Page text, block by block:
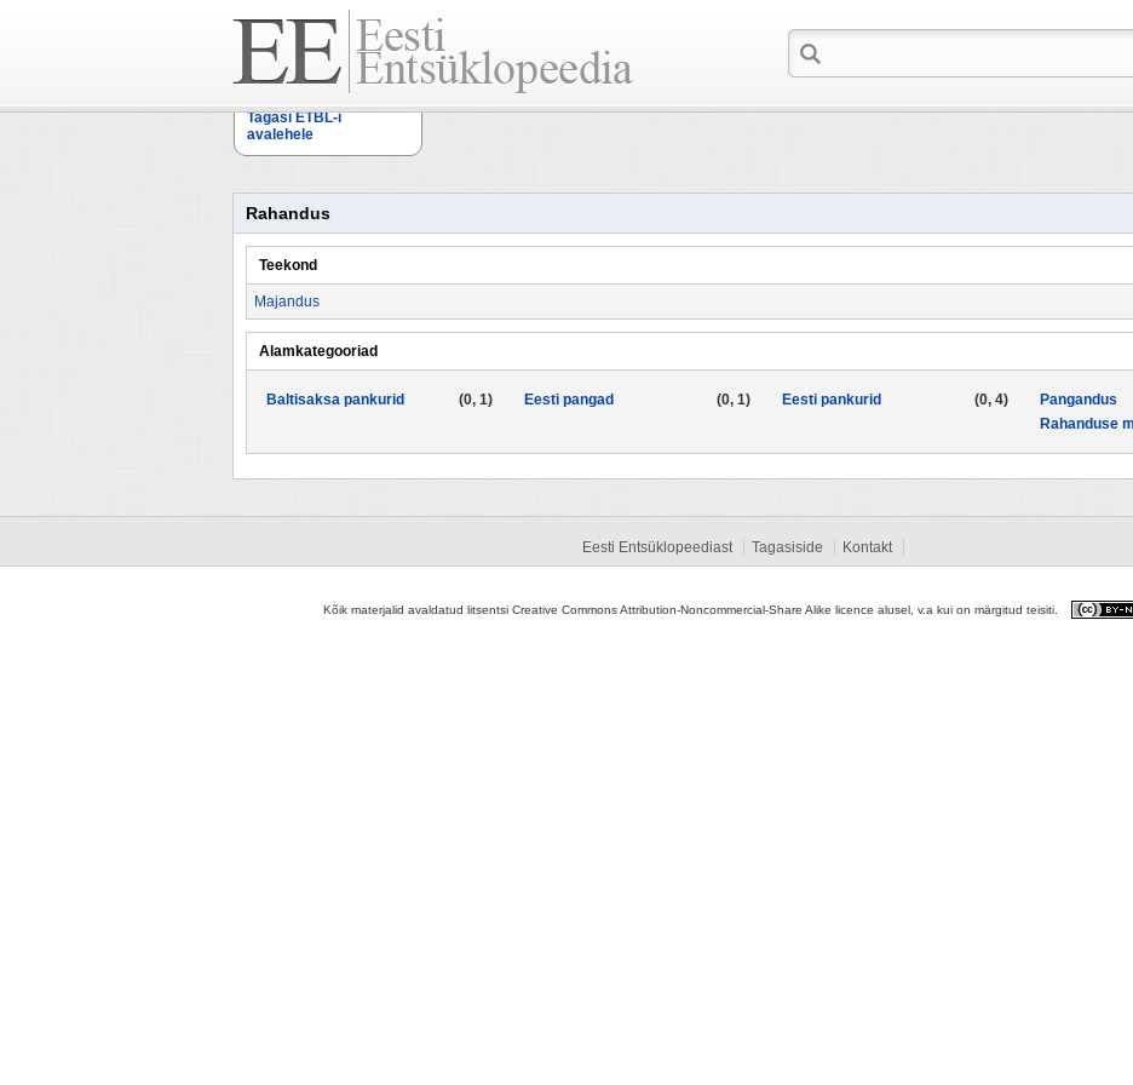
Tagasi ETBL-i
avalehele
Rahandus
Teekond
Majandus
Alamkategooriad
(0, 1)
Baltisaksa pankurid (0, 1)
Eesti pangad (0, 4)
Eesti pankurid
Pangandus
Rahanduse
Eesti Entsüklopeediast Tagasiside Kontakt
Kõik materjalid avaldatud litsentsi Creative Commons Attribution-Noncommercial-Share Alike licence alusel, v.a kui on märgitud teisiti.